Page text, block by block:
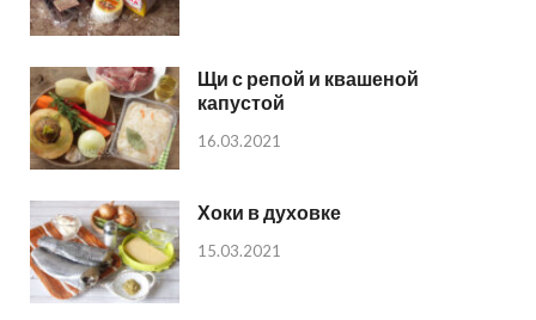
Щи с репой и квашеной
капустой
16.03.2021
Хоки в духовке
15.03.2021